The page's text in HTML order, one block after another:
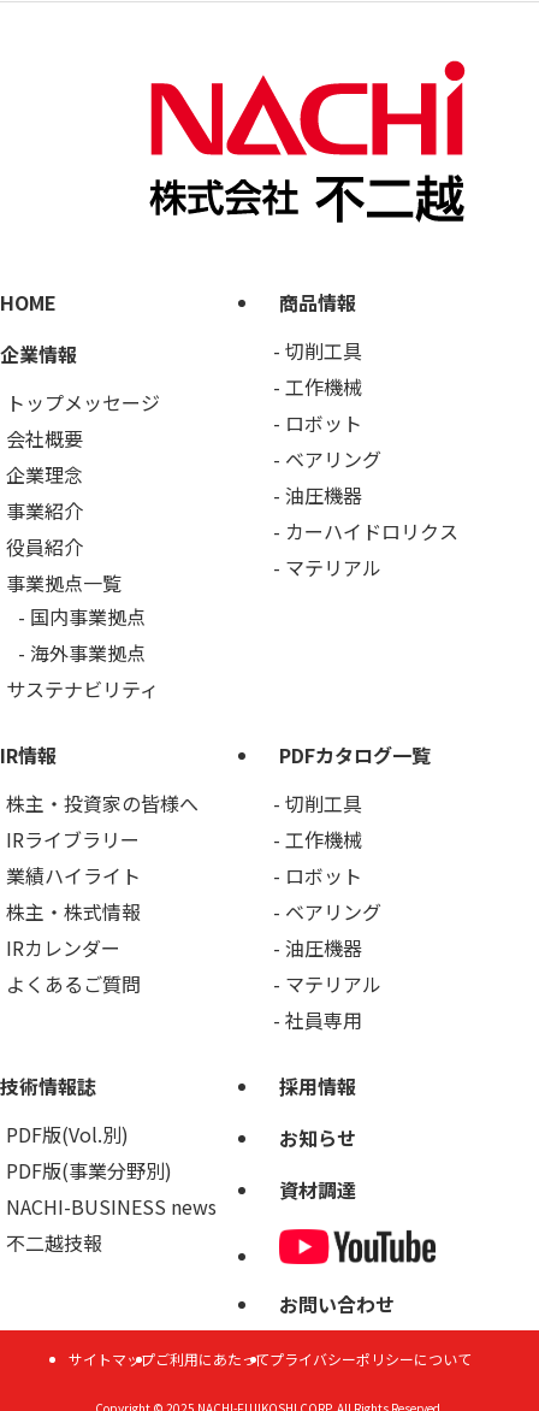
HOME
企業情報
トップメッセージ
会社概要
企業理念
事業紹介
役員紹介
事業拠点一覧
国内事業拠点
海外事業拠点
サステナビリティ
商品情報
切削工具
工作機械
ロボット
ベアリング
油圧機器
カーハイドロリクス
マテリアル
IR情報
株主・投資家の皆様へ
IRライブラリー
業績ハイライト
株主・株式情報
IRカレンダー
よくあるご質問
PDFカタログ一覧
切削工具
工作機械
ロボット
ベアリング
油圧機器
マテリアル
社員専用
技術情報誌
PDF版(Vol.別)
PDF版(事業分野別)
NACHI-BUSINESS news
不二越技報
採用情報
お知らせ
資材調達
お問い合わせ
サイトマップご利用にあたってプライバシーポリシーについて